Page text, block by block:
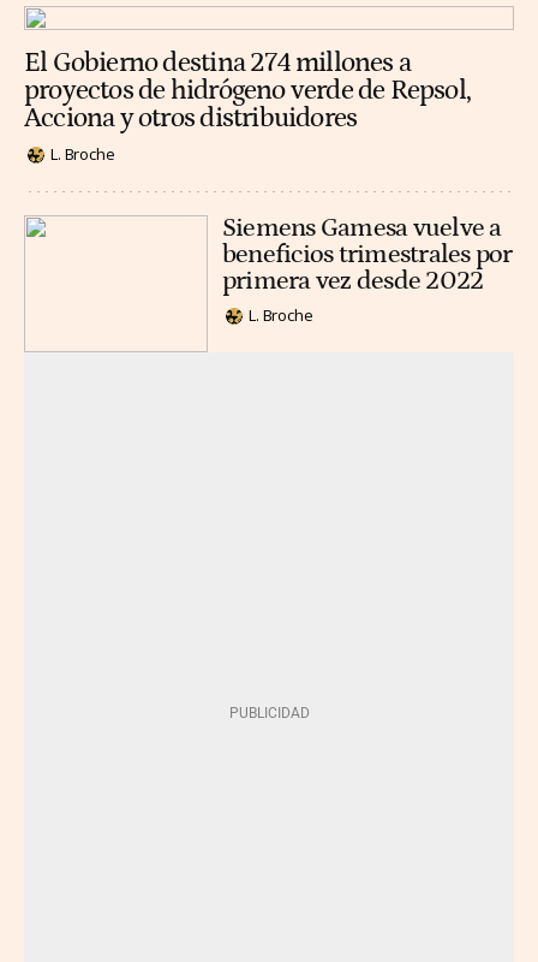
El Gobierno destina 274 millones a
proyectos de hidrógeno verde de Repsol,
Acciona y otros distribuidores
L. Broche
Siemens Gamesa vuelve a
beneficios trimestrales por
primera vez desde 2022
L. Broche